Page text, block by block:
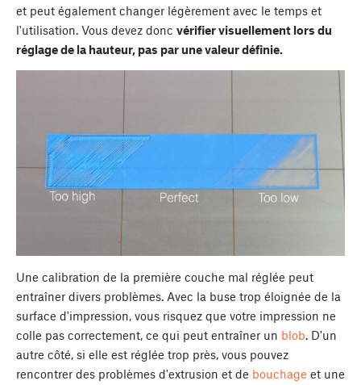
et peut également changer légèrement avec le temps et
l'utilisation. Vous devez donc vérifier visuellement lors du
réglage de la hauteur, pas par une valeur définie.
Une calibration de la première couche mal réglée peut
entraîner divers problèmes. Avec la buse trop éloignée de la
surface d'impression, vous risquez que votre impression ne
colle pas correctement, ce qui peut entraîner un blob. D'un
autre côté, si elle est réglée trop près, vous pouvez
rencontrer des problèmes d'extrusion et de bouchage et une